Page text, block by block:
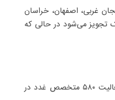
در سال ۱۴۰۲، ۱۲ استان از جمله آذربایجان غربی، اصفهان، خراسان
تجویز می‌شود در حالی که
رئیس پژوهشگاه غدد درون ریز و متابولیسم دانشگاه علوم پزشکی شهید بهشتی با اشاره به فعالیت ۵۸۰ متخصص غدد در